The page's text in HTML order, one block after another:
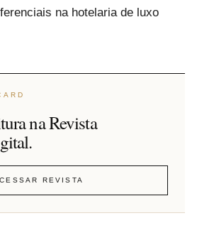
na hotelaria de luxo
na Revista
REVISTA